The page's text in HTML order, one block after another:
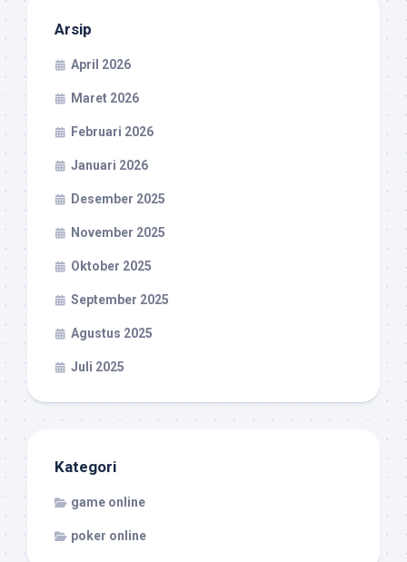
Arsip
April 2026
Maret 2026
Februari 2026
Januari 2026
Desember 2025
November 2025
Oktober 2025
September 2025
Agustus 2025
Juli 2025
Kategori
game online
poker online